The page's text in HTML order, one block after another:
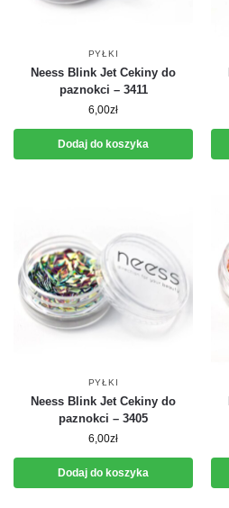
PYŁKI
Neess Blink Jet Cekiny do
paznokci – 3411
6,00zł
Dodaj do koszyka
PYŁKI
Neess Blink Jet Cekiny do
paznokci – 3405
6,00zł
Dodaj do koszyka